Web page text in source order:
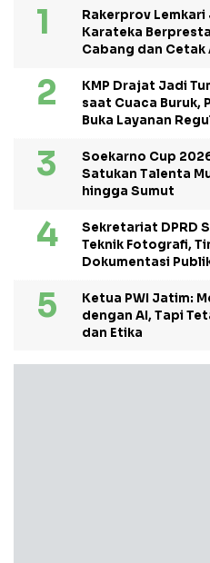
Rakerprov
Karateka
Cabang dan
KMP Drajat Jadi
saat Cuaca Buruk,
Buka Layanan
Soekarno Cup
Satukan Talenta
hingga Sumut
Sekretariat DPRD
Teknik Fotografi,
Dokumentasi
Ketua PWI Jatim:
dengan AI, Tapi
dan Etika